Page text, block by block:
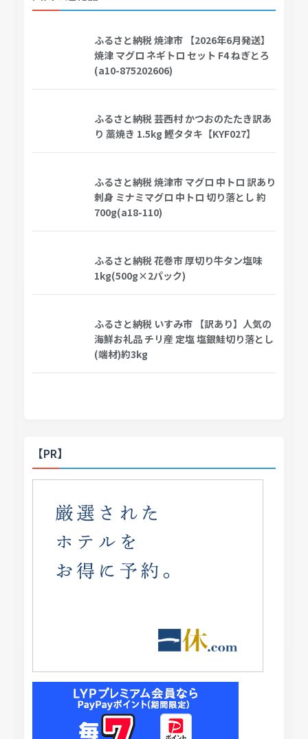
ふるさと納税 焼津市 【2026年6月発送】
焼津 マグロ ネギトロ セット F4 ねぎとろ
(a10-875202606)
ふるさと納税 芸西村 かつおのたたき訳あ
り 藁焼き 1.5kg 鰹タタキ【KYF027】
ふるさと納税 焼津市 マグロ 中トロ 訳あり
刺身 ミナミマグロ 中トロ 切り落とし 約
700g(a18-110)
ふるさと納税 花巻市 厚切り牛タン塩味
1kg(500g×2パック)
ふるさと納税 いすみ市 【訳あり】人気の
海鮮お礼品 チリ産 定塩 塩銀鮭切り落とし
(端材)約3kg
【PR】